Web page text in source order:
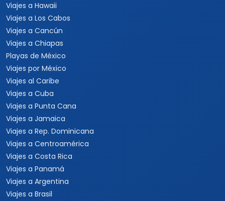
Viajes a Hawaii
Viajes a Los Cabos
Viajes a Cancún
Viajes a Chiapas
Playas de México
Viajes por México
Viajes al Caribe
Viajes a Cuba
Viajes a Punta Cana
Viajes a Jamaica
Viajes a Rep. Dominicana
Viajes a Centroamérica
Viajes a Costa Rica
Viajes a Panamá
Viajes a Argentina
Viajes a Brasil